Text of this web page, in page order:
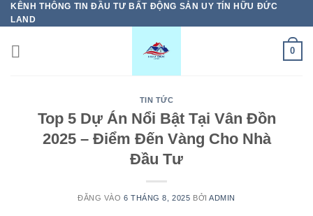
Bỏ
qua
nội
dung
KÊNH THÔNG TIN ĐẦU TƯ BẤT ĐỘNG SẢN UY TÍN HỮU ĐỨC
LAND
0
TIN TỨC
Top 5 Dự Án Nổi Bật Tại Vân Đồn
2025 – Điểm Đến Vàng Cho Nhà
Đầu Tư
ĐĂNG VÀO 6 THÁNG 8, 2025 BỞIADMIN